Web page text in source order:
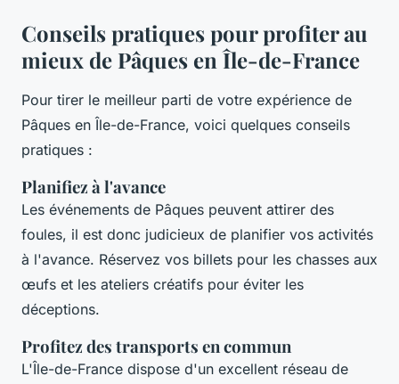
Conseils pratiques pour profiter au
mieux de Pâques en Île-de-France
Pour tirer le meilleur parti de votre expérience de
Pâques en Île-de-France, voici quelques conseils
pratiques :
Planifiez à l'avance
Les événements de Pâques peuvent attirer des
foules, il est donc judicieux de planifier vos activités
à l'avance. Réservez vos billets pour les chasses aux
œufs et les ateliers créatifs pour éviter les
déceptions.
Profitez des transports en commun
L'Île-de-France dispose d'un excellent réseau de